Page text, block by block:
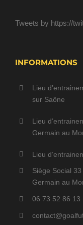
Tweets by https://
INFORMATIONS
Lieu
sur Saône
Lieu
Germain au
Lieu
Siège Social
Germain au
06 73 52 86 13